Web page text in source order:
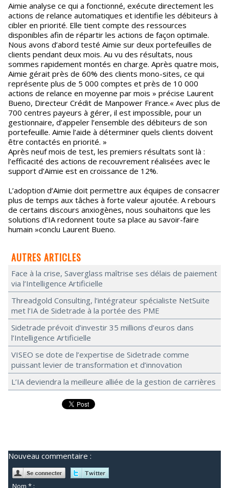
Aimie analyse ce qui a fonctionné, exécute directement les
actions de relance automatiques et identifie les débiteurs à
cibler en priorité. Elle tient compte des ressources
disponibles afin de répartir les actions de façon optimale.
Nous avons d’abord testé Aimie sur deux portefeuilles de
clients pendant deux mois. Au vu des résultats, nous
sommes rapidement montés en charge. Après quatre mois,
Aimie gérait près de 60% des clients mono-sites, ce qui
représente plus de 5 000 comptes et près de 10 000
actions de relance en moyenne par mois » précise Laurent
Bueno, Directeur Crédit de Manpower France.« Avec plus de
700 centres payeurs à gérer, il est impossible, pour un
gestionnaire, d’appeler l’ensemble des débiteurs de son
portefeuille. Aimie l’aide à déterminer quels clients doivent
être contactés en priorité. »
Après neuf mois de test, les premiers résultats sont là :
l’efficacité des actions de recouvrement réalisées avec le
support d’Aimie est en croissance de 12%.
L’adoption d’Aimie doit permettre aux équipes de consacrer
plus de temps aux tâches à forte valeur ajoutée. A rebours
de certains discours anxiogènes, nous souhaitons que les
solutions d’IA redonnent toute sa place au savoir-faire
humain »conclu Laurent Bueno.
AUTRES ARTICLES
Face à la crise, Saverglass maîtrise ses délais de paiement
via l’Intelligence Artificielle
Threadgold Consulting, l’intégrateur spécialiste NetSuite
met l’IA de Sidetrade à la portée des PME
Sidetrade prévoit d’investir 35 millions d’euros dans
l’Intelligence Artificielle
VISEO se dote de l’expertise de Sidetrade comme
puissant levier de transformation et d’innovation
L’IA deviendra la meilleure alliée de la gestion de carrières
Nouveau commentaire :
Nom * :